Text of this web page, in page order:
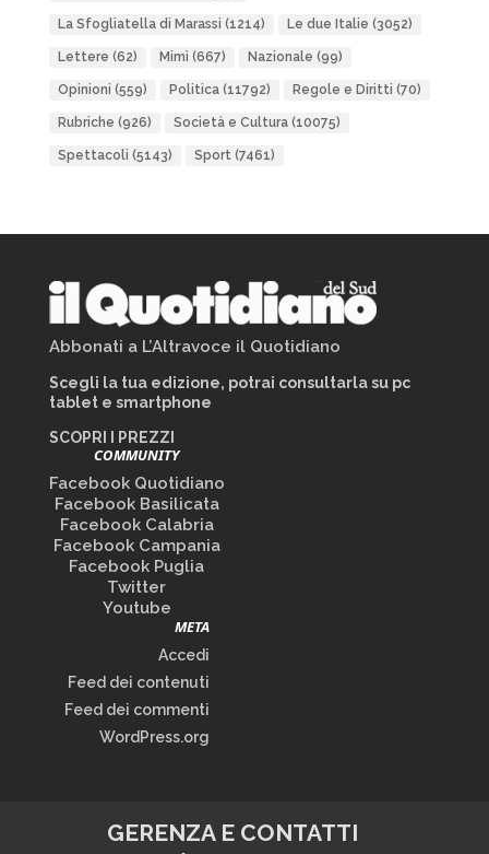
La Sfogliatella di Marassi (1214) Le due Italie (3052)
Lettere (62) Mimì (667) Nazionale (99)
Opinioni (559) Politica(11792) Regole e Diritti (70)
Rubriche (926) Società e Cultura(10075)
Spettacoli (5143) Sport(7461)
Abbonati a L’Altravoce il Quotidiano
Scegli la tua edizione, potrai consultarla su pc
tablet e smartphone
SCOPRI I PREZZI
COMMUNITY
Facebook Quotidiano
Facebook Basilicata
Facebook Calabria
Facebook Campania
Facebook Puglia
Twitter
Youtube
META
Accedi
Feed dei contenuti
Feed dei commenti
WordPress.org
GERENZA E CONTATTI